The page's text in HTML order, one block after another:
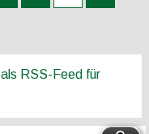
RSS-Feed für